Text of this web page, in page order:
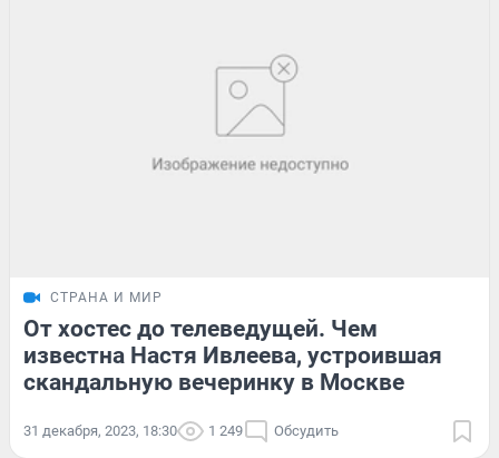
СТРАНА И МИР
От хостес до телеведущей. Чем
известна Настя Ивлеева, устроившая
скандальную вечеринку в Москве
31 декабря, 2023, 18:30 1 249 Обсудить